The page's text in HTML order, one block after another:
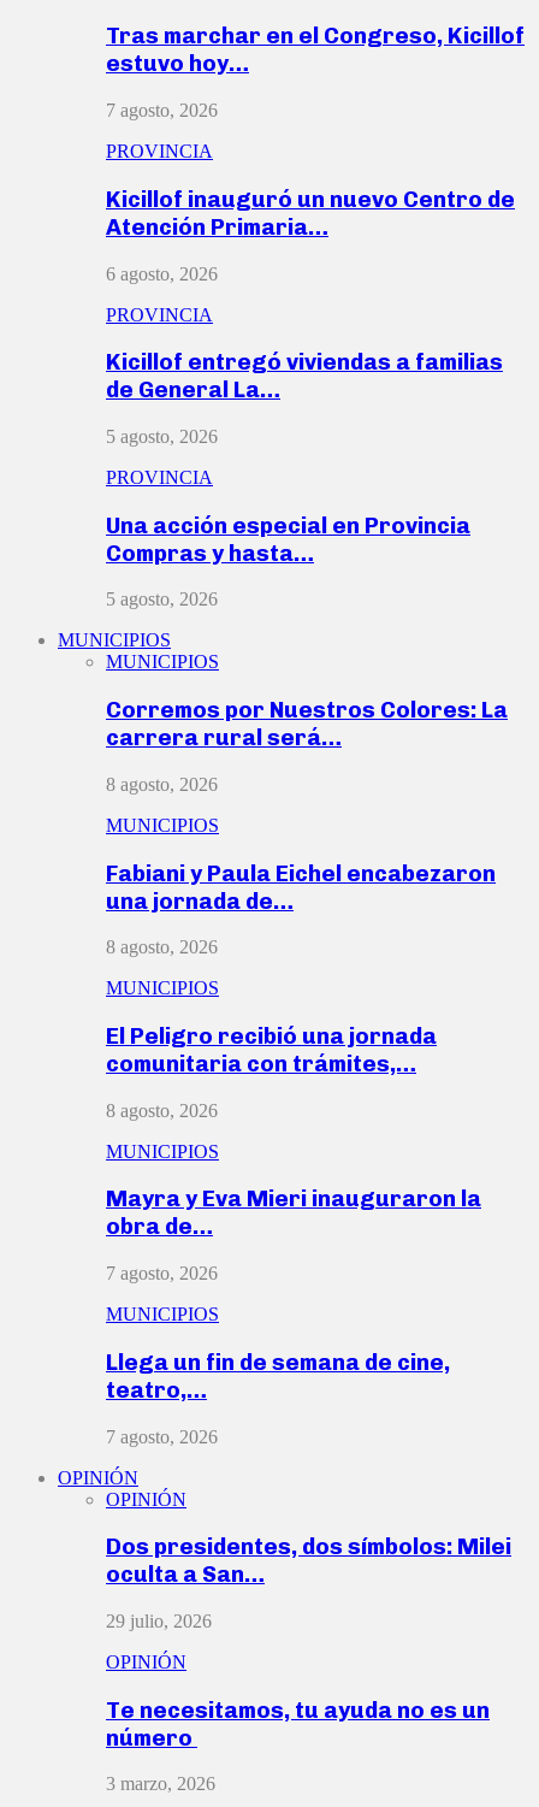
Tras marchar en el Congreso, Kicillof
estuvo hoy…
7 agosto, 2026
PROVINCIA
Kicillof inauguró un nuevo Centro de
Atención Primaria…
6 agosto, 2026
PROVINCIA
Kicillof entregó viviendas a familias
de General La…
5 agosto, 2026
PROVINCIA
Una acción especial en Provincia
Compras y hasta…
5 agosto, 2026
MUNICIPIOS
MUNICIPIOS
Corremos por Nuestros Colores: La
carrera rural será…
8 agosto, 2026
MUNICIPIOS
Fabiani y Paula Eichel encabezaron
una jornada de…
8 agosto, 2026
MUNICIPIOS
El Peligro recibió una jornada
comunitaria con trámites,…
8 agosto, 2026
MUNICIPIOS
Mayra y Eva Mieri inauguraron la
obra de…
7 agosto, 2026
MUNICIPIOS
Llega un fin de semana de cine,
teatro,…
7 agosto, 2026
OPINIÓN
OPINIÓN
Dos presidentes, dos símbolos: Milei
oculta a San…
29 julio, 2026
OPINIÓN
Te necesitamos, tu ayuda no es un
número
3 marzo, 2026